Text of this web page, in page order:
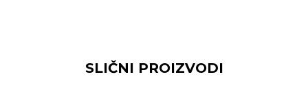
SLIČNI PROIZVODI